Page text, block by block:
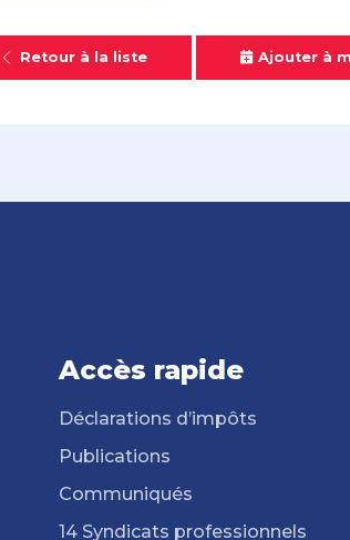
Retour à la liste Ajouter à
Accès rapide
Déclarations d’impôts
Publications
Communiqués
14 Syndicats professionnels